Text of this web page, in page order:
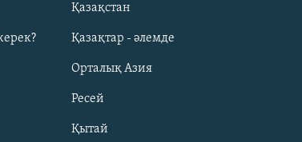
Қазақстан
Қазақтар - әлемде
Орталық Азия
Ресей
Қытай